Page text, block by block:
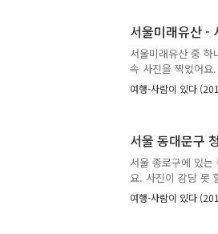
재 19개동 지상 16
중 29동이 존치 예
2004년 8월 4일에
서울미래유산 -
서울미래유산 중 하
속 사진을 찍었어요
그렇지만 바로 길
편이에요. 서울 동
어요. 이렇게 청량
이 일대에 사람들
택난을 겪었어요.
에서 넘어온 많은 사..
여행-사람이 있다
서울 동대문구
서울 종로구에 있
요. 사진이 감당 못
야 했어요. 그래서
가고 있던 중이었
여행-사람이 있다